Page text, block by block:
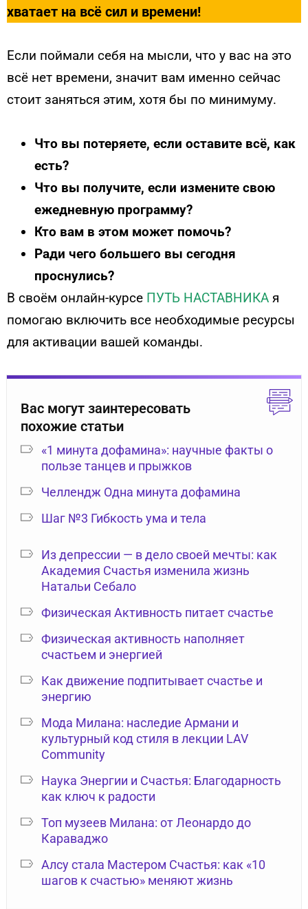
хватает на всё сил и времени!
Если поймали себя на мысли, что у вас на это
всё нет времени, значит вам именно сейчас
стоит заняться этим, хотя бы по минимуму.
Что вы потеряете, если оставите всё, как
есть?
Что вы получите, если измените свою
ежедневную программу?
Кто вам в этом может помочь?
Ради чего большего вы сегодня
проснулись?
В своём онлайн-курсе ПУТЬ НАСТАВНИКА я
помогаю включить все необходимые ресурсы
для активации вашей команды.
Вас могут заинтересовать
похожие статьи
«1 минута дофамина»: научные факты о
пользе танцев и прыжков
Челлендж Одна минута дофамина
Шаг №3 Гибкость ума и тела
Из депрессии — в дело своей мечты: как
Академия Счастья изменила жизнь
Натальи Себало
Физическая Активность питает счастье
Физическая активность наполняет
счастьем и энергией
Как движение подпитывает счастье и
энергию
Мода Милана: наследие Армани и
культурный код стиля в лекции LAV
Community
Наука Энергии и Счастья: Благодарность
как ключ к радости
Топ музеев Милана: от Леонардо до
Караваджо
Алсу стала Мастером Счастья: как «10
шагов к счастью» меняют жизнь